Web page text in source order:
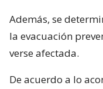
Además, se
la evacuación
verse afectada.
De acuerdo a lo